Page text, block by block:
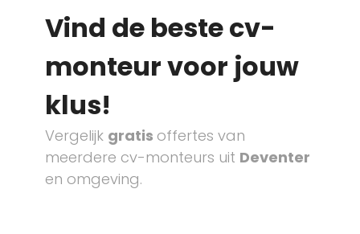
Vind de beste cv-
monteur voor jouw
klus!
Vergelijk gratis offertes van
meerdere cv-monteurs uit Deventer
en omgeving.